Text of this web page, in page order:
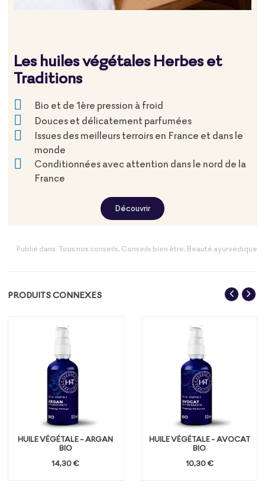
Les huiles végétales Herbes et
Traditions
Bio et de 1ère pression à froid
Douces et délicatement parfumées
Issues des meilleurs terroirs en France et dans le
monde
Conditionnées avec attention dans le nord de la
France
Découvrir
Publié dans: Tous nos conseils, Conseils bien être, Beauté ayurvédique
PRODUITS CONNEXES
HUILE VÉGÉTALE - ARGAN
BIO
14,30 €
HUILE VÉGÉTALE - AVOCAT
BIO
10,30 €